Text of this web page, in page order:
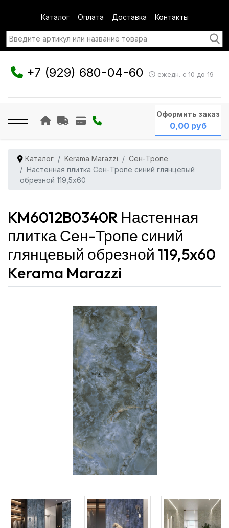
Каталог Оплата Доставка Контакты
+7 (929) 680-04-60 ежедн. с 10 до 19
Оформить заказ
0,00 руб
Каталог Kerama Marazzi
Сен-Тропе
Настенная плитка Сен-Тропе синий глянцевый
обрезной 119,5x60
KM6012B0340R Настенная
плитка Сен-Тропе синий
глянцевый обрезной 119,5x60
Kerama Marazzi